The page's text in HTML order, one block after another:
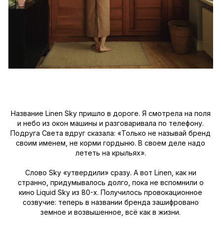
Название Linen Sky пришло в дороге. Я смотрела на поля
и небо из окон машины и разговаривала по телефону.
Подруга Света вдруг сказала: «Только не называй бренд
своим именем, не корми гордыню. В своем деле надо
лететь на крыльях».
Слово Sky «утвердили» сразу. А вот Linen, как ни
странно, придумывалось долго, пока не вспомнили о
кино Liquid Sky из 80-х. Получилось провокационное
созвучие: теперь в названии бренда зашифровано
земное и возвышенное, всё как в жизни.